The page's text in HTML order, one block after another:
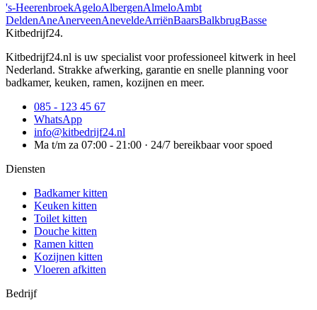
's-HeerenbroekAgeloAlbergenAlmeloAmbt
DeldenAneAnerveenAneveldeArriënBaarsBalkbrugBasse
Kitbedrijf24.
Kitbedrijf24.nl is uw specialist voor professioneel kitwerk in heel
Nederland. Strakke afwerking, garantie en snelle planning voor
badkamer, keuken, ramen, kozijnen en meer.
085 - 123 45 67
WhatsApp
info@kitbedrijf24.nl
Ma t/m za 07:00 - 21:00 · 24/7 bereikbaar voor spoed
Diensten
Badkamer kitten
Keuken kitten
Toilet kitten
Douche kitten
Ramen kitten
Kozijnen kitten
Vloeren afkitten
Bedrijf